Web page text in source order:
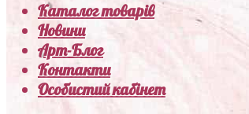
Каталог товарів
Новини
Арт-Блог
Контакти
Особистий кабінет